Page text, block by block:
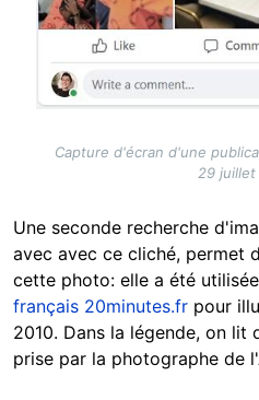
Capture d'écran d'une
29 juillet
Une seconde recherche
avec avec ce cliché, permet
cette photo: elle a été
français 20minutes.fr pour
2010. Dans la légende, on
prise par la photographe de